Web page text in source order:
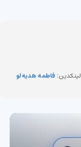
فاطمه هدیه‌لو